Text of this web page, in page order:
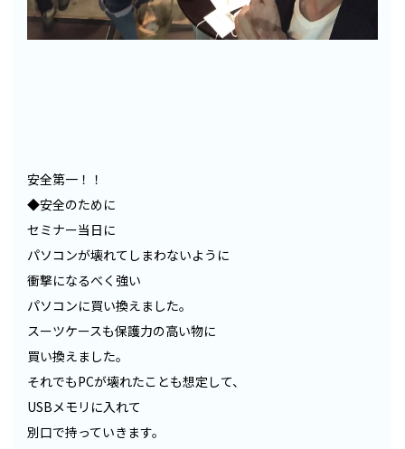
安全第一！！
◆安全のために
セミナー当日に
パソコンが壊れてしまわないように
衝撃になるべく強い
パソコンに買い換えました。
スーツケースも保護力の高い物に
買い換えました。
それでもPCが壊れたことも想定して、
USBメモリに入れて
別口で持っていきます。